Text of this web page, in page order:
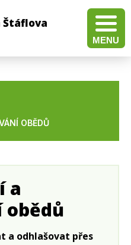
Štáflova
MENU
OBĚDŮ
a
obědů
a odhlašovat přes